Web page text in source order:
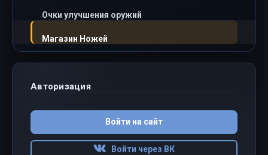
Очки улучшения оружий
Магазин Ножей
Авторизация
Войти на сайт
Войти через ВК